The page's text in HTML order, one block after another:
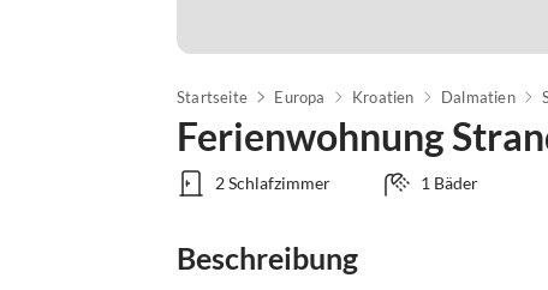
Startseite Europa Kroatien Dalmatien
Ferienwohnung
2 Schlafzimmer 1 Bäder
Beschreibung